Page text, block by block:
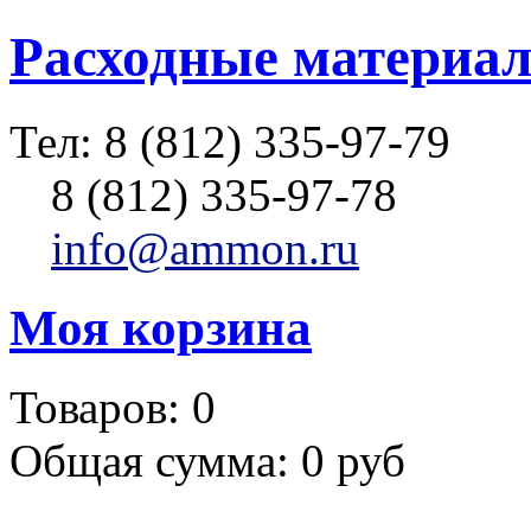
Расходные
Тел: 8 (812) 335-97-79
8 (812) 335-97-78
info@ammon.ru
Моя корзина
Товаров: 0
Общая сумма: 0 руб